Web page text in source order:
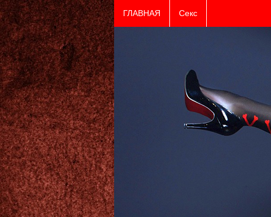
ГЛАВНАЯ Секс